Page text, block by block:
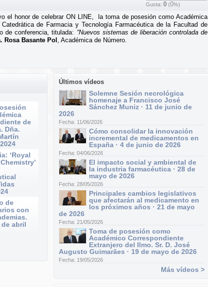
Gusta: 0 (0%)
el honor de celebrar ON LINE, la toma de posesión como Académica
de Farmacia y Tecnología Farmacéutica de la Facultad de
de conferencia, titulada: “Nuevos sistemas de liberación controlada de
Rosa Basante Pol , Académica de Número.
Últimos vídeos
Solemne Sesión necrológica
homenaje a Francisco José
Sánchez Muniz · 11 de junio de
2026
Fecha: 11/06/2026
Cómo consolidar la innovación
incremental de medicamentos en
España · 4 de junio de 2026
Fecha: 04/06/2026
El impacto social y ambiental de
la industria farmacéutica · 28 de
mayo de 2026
Fecha: 28/05/2026
Principales cambios legislativos
que afectarán al medicamento en
los próximos años · 21 de mayo
de 2026
Fecha: 21/05/2026
Toma de posesión como
Académico Correspondiente
Extranjero del Ilmo. Sr. D. José
Augusto Guimarães · 19 de mayo de 2026
Fecha: 19/05/2026
Más vídeos >
de
Dña.
‘Royal
de
con
de abril